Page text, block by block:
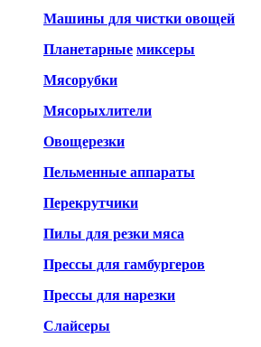
Машины для чистки овощей
Планетарные миксеры
Мясорубки
Мясорыхлители
Овощерезки
Пельменные аппараты
Перекрутчики
Пилы для резки мяса
Прессы для гамбургеров
Прессы для нарезки
Слайсеры